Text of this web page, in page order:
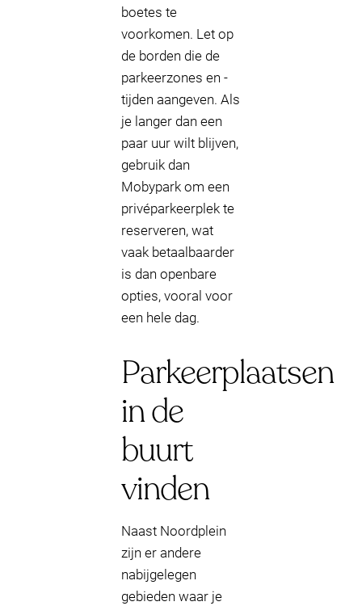
boetes te
voorkomen. Let op
de borden die de
parkeerzones en -
tijden aangeven. Als
je langer dan een
paar uur wilt blijven,
gebruik dan
Mobypark om een
privéparkeerplek te
reserveren, wat
vaak betaalbaarder
is dan openbare
opties, vooral voor
een hele dag.
Parkeerplaatsen
in de
buurt
vinden
Naast Noordplein
zijn er andere
nabijgelegen
gebieden waar je